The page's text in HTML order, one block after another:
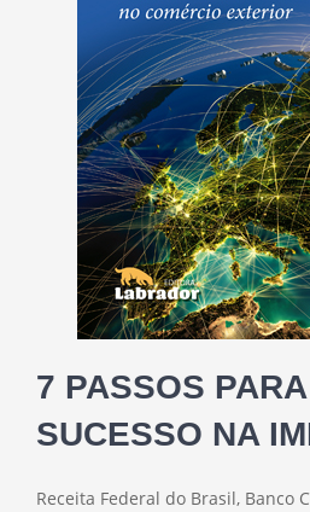
7 PASSOS
SUCESSO NA
Receita Federal do Brasil, Banco